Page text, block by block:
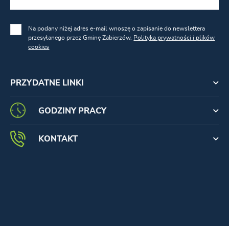
PRZYDATNE LINKI
Na podany niżej adres e-mail wnoszę o zapisanie do newslettera
przesyłanego przez Gminę Zabierzów. Polityka prywatności i plików
cookies
GODZINY PRACY
KONTAKT